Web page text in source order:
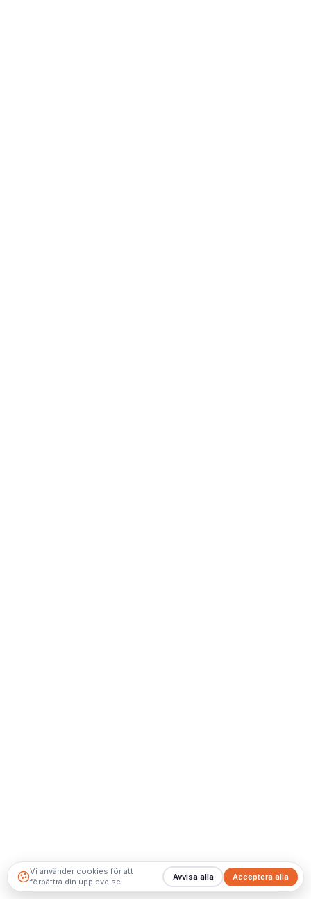
Vi använder cookies för att
förbättra din upplevelse.
Acceptera alla
Avvisa alla